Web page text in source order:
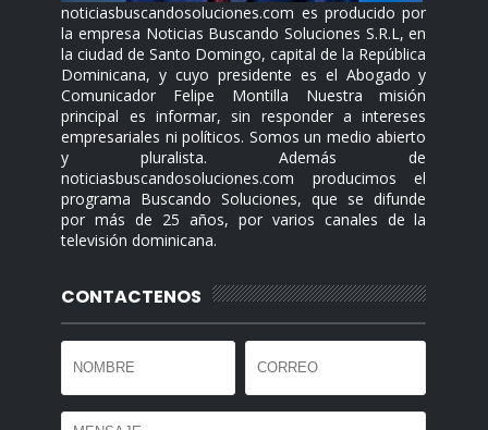
noticiasbuscandosoluciones.com es producido por
la empresa Noticias Buscando Soluciones S.R.L, en
la ciudad de Santo Domingo, capital de la República
Dominicana, y cuyo presidente es el Abogado y
Comunicador Felipe Montilla Nuestra misión
principal es informar, sin responder a intereses
empresariales ni políticos. Somos un medio abierto
y pluralista. Además de
noticiasbuscandosoluciones.com producimos el
programa Buscando Soluciones, que se difunde
por más de 25 años, por varios canales de la
televisión dominicana.
CONTACTENOS